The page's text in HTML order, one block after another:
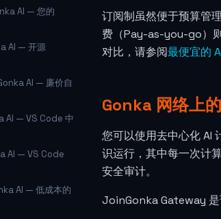
AI — 您的
AI — 开源
AI — 廉价自
AI — VS Code 中
AI — VS Code
AI — 低成本的
订阅制虽然便于预算管
费（Pay-as-you-go）
对比，请参阅最便宜的
Gonka 网络上
您可以使用去中心化 AI
识运行，其中每一次计
安全审计。
JoinGonka Gateway 是